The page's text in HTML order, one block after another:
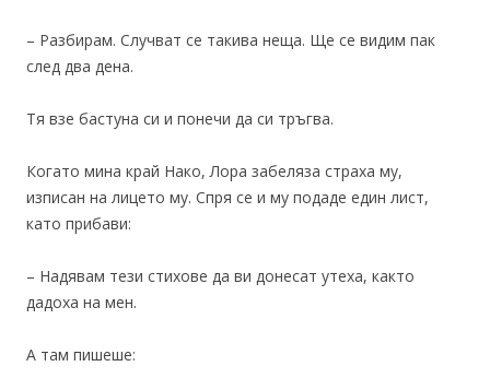
– Разбирам. Случват се такива неща. Ще се видим пак
след два дена.
Тя взе бастуна си и понечи да си тръгва.
Когато мина край Нако, Лора забеляза страха му,
изписан на лицето му. Спря се и му подаде един лист,
като прибави:
– Надявам тези стихове да ви донесат утеха, както
дадоха на мен.
А там пишеше: